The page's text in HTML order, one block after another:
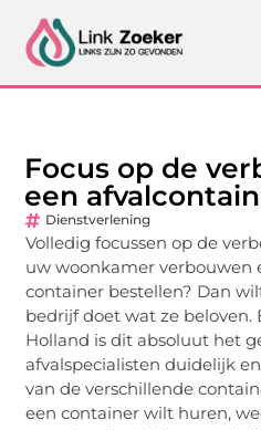
Focus op de
een
Dienstverlening
Volledig focussen op de
uw woonkamer verbouwen
container bestellen? Dan
bedrijf doet wat ze beloven.
Holland is dit absoluut het
afvalspecialisten duidelijk
van de verschillende
een container wilt huren,